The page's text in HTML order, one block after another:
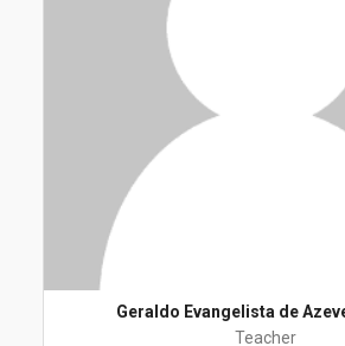
Geraldo Evangelista de
Teacher